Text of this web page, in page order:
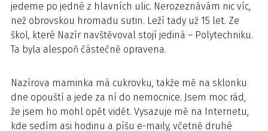
jedeme po jedné z hlavních ulic. Nerozeznávám nic víc,
než obrovskou hromadu sutin. Leží tady už 15 let. Ze
škol, které Nazír navštěvoval stojí jediná – Polytechniku.
Ta byla alespoň částečně opravena.
Nazírova maminka má cukrovku, takže mě na sklonku
dne opouští a jede za ní do nemocnice. Jsem moc rád,
že jsem ho mohl opět vidět. Vysazuje mě na Internetu,
kde sedím asi hodinu a píšu e-maily, včetně druhé